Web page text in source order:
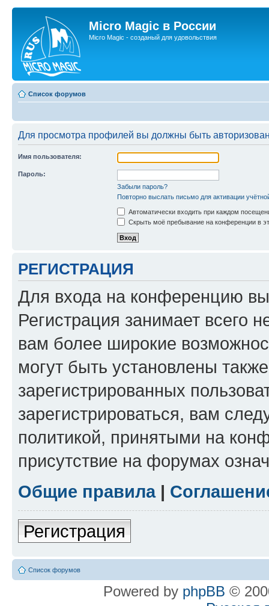
Micro Magic в России
Micro Magic - созданый для удовольствия
Список форумов
Для просмотра профилей вы должны быть
Имя пользователя:
Пароль:
Забыли пароль?
Повторно выслать письмо для активации
Автоматически входить при каждом
Скрыть моё пребывание на конференции в
РЕГИСТРАЦИЯ
Для входа на конференцию
Регистрация занимает всего
вам более широкие
могут быть установлены
зарегистрированных
зарегистрироваться, вам
политикой, принятыми на
присутствие на форумах
Общие правила|
Регистрация
Список форумов
Powered by phpBB ©